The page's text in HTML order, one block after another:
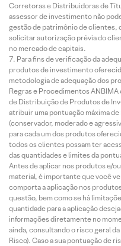
Corretoras e Distribuidoras de
assessor de investimento não
gestão de patrimônio de clientes,
solicitar autorização prévia do
no mercado de capitais.
Para fins de verificação da
produtos de investimento
metodologia de adequação dos
Regras e Procedimentos ANBIMA
de Distribuição de Produtos de
atribuir uma pontuação máxima
(conservador, moderado e
para cada um dos produtos
todos os clientes possam ter
das quantidades e limites da
Antes de aplicar nos produtos e/
material, é importante que você
comporta a aplicação nos
questão, bem como se há
quantidade para a aplicação
informações diretamente no
ainda, consultando o risco geral
Risco). Caso a sua pontuação de